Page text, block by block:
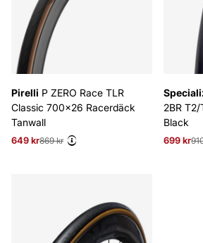
Pirelli P ZERO Race TLR
Classic 700x26 Racerdäck
Tanwall
649 kr
Ordinarie pris:
869 kr
2BR
Black
699 kr